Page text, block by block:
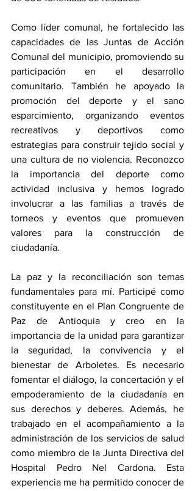
Como líder comunal, he fortalecido las
capacidades de las Juntas de Acción
Comunal del municipio, promoviendo su
participación en el desarrollo
comunitario. También he apoyado la
promoción del deporte y el sano
esparcimiento, organizando eventos
recreativos y deportivos como
estrategias para construir tejido social y
una cultura de no violencia. Reconozco
la importancia del deporte como
actividad inclusiva y hemos logrado
involucrar a las familias a través de
torneos y eventos que promueven
valores para la construcción de
ciudadanía.
La paz y la reconciliación son temas
fundamentales para mí. Participé como
constituyente en el Plan Congruente de
Paz de Antioquia y creo en la
importancia de la unidad para garantizar
la seguridad, la convivencia y el
bienestar de Arboletes. Es necesario
fomentar el diálogo, la concertación y el
empoderamiento de la ciudadanía en
sus derechos y deberes. Además, he
trabajado en el acompañamiento a la
administración de los servicios de salud
como miembro de la Junta Directiva del
Hospital Pedro Nel Cardona. Esta
experiencia me ha permitido conocer de